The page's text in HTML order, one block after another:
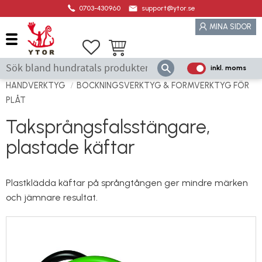
0703-430960 support@ytor.se
MINA SIDOR
Favoriter
Kundvagn
P
ri
s
inkl. moms
HANDVERKTYG
BOCKNINGSVERKTYG & FORMVERKTYG FÖR
PLÅT
Taksprångsfalsstängare,
plastade käftar
Plastklädda käftar på språngtången ger mindre märken
och jämnare resultat.